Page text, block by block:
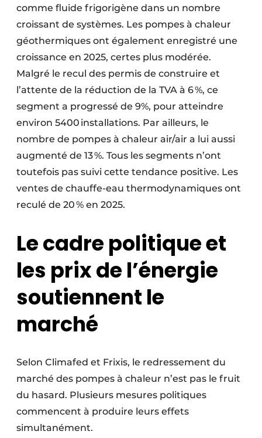
comme fluide frigorigène dans un nombre
croissant de systèmes. Les pompes à chaleur
géothermiques ont également enregistré une
croissance en 2025, certes plus modérée.
Malgré le recul des permis de construire et
l’attente de la réduction de la TVA à 6 %, ce
segment a progressé de 9%, pour atteindre
environ 5400 installations. Par ailleurs, le
nombre de pompes à chaleur air/air a lui aussi
augmenté de 13 %. Tous les segments n’ont
toutefois pas suivi cette tendance positive. Les
ventes de chauffe-eau thermodynamiques ont
reculé de 20 % en 2025.
Le cadre politique et
les prix de l’énergie
soutiennent le
marché
Selon Climafed et Frixis, le redressement du
marché des pompes à chaleur n’est pas le fruit
du hasard. Plusieurs mesures politiques
commencent à produire leurs effets
simultanément.